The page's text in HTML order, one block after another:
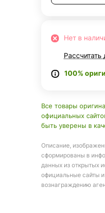
Нет в
Рассчитать
100%
Все товары
официальных
быть уверены в
Описание,
сформированы в
данных из открытых
официальные сайты
вознаграждению